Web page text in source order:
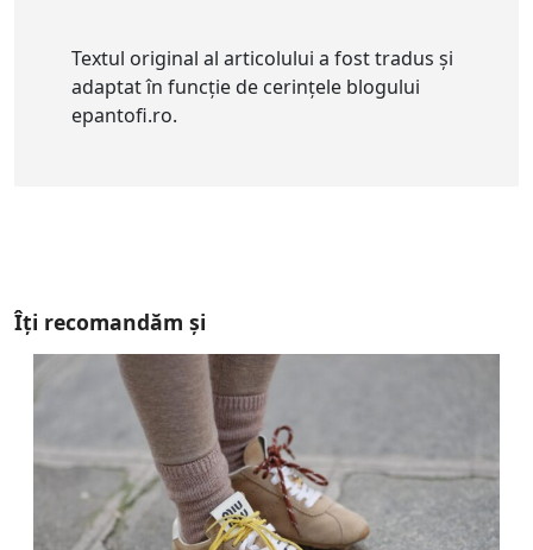
Textul original al articolului a fost tradus și
adaptat în funcție de cerințele blogului
epantofi.ro.
Îți recomandăm și